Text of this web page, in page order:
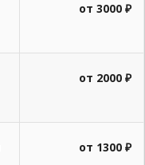
от 3000 ₽
от 2000 ₽
от 1300 ₽